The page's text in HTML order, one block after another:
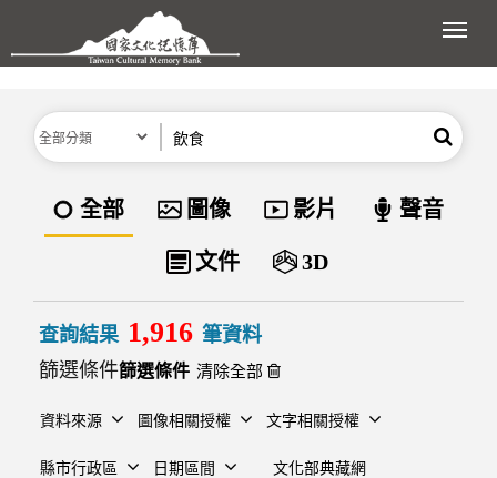
跳到主要內容區塊
展
分類 搜尋
資料類型
全部 圖像 影片 聲音
文件 3D
查詢結果 1,916 筆資料
篩選條件
清除全部
資料來源 圖像相關授權 文字相關授權
縣市行政區 日期區間
建檔單位